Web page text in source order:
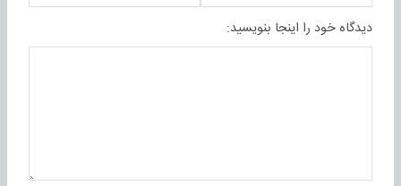
دیدگاه خود را اینجا بنویسید: